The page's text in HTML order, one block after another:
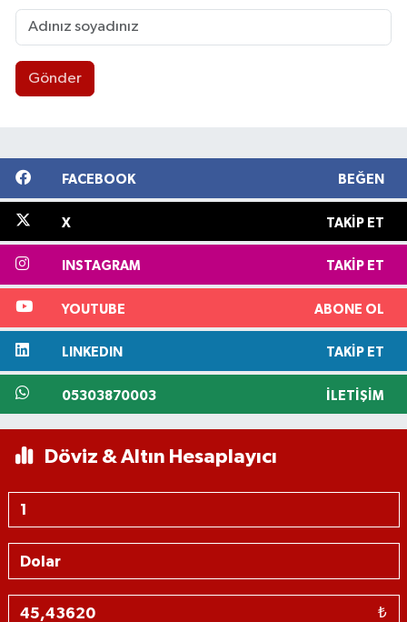
Gönder
FACEBOOK BEĞEN
X TAKIP ET
INSTAGRAM TAKIP ET
YOUTUBE ABONE OL
LINKEDIN TAKIP ET
05303870003 İLETIŞIM
Döviz & Altın Hesaplayıcı
₺